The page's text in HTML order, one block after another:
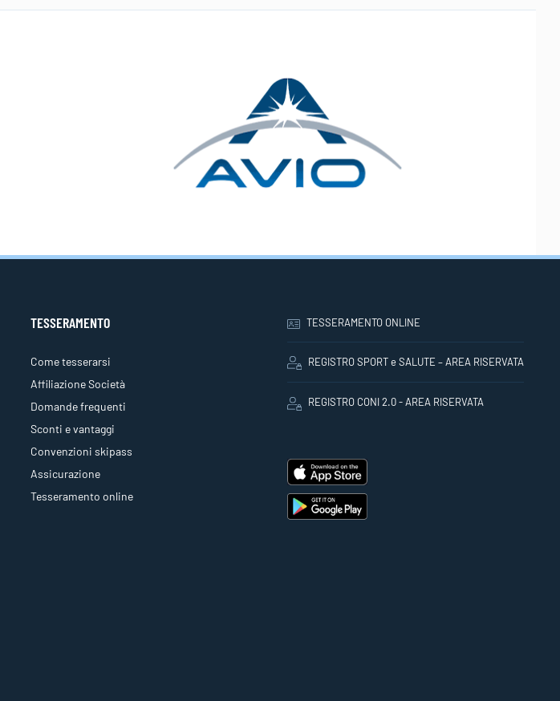
TESSERAMENTO
Come tesserarsi
Affiliazione Società
Domande frequenti
Sconti e vantaggi
Convenzioni skipass
Assicurazione
Tesseramento online
TESSERAMENTO ONLINE
REGISTRO SPORT e SALUTE – AREA RISERVATA
REGISTRO CONI 2.0 - AREA RISERVATA